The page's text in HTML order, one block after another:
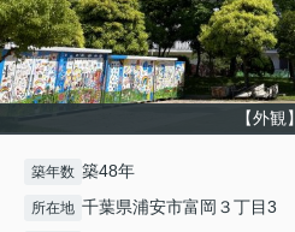
【外観】
築年数 築48年
所在地 千葉県浦安市富岡３丁目3